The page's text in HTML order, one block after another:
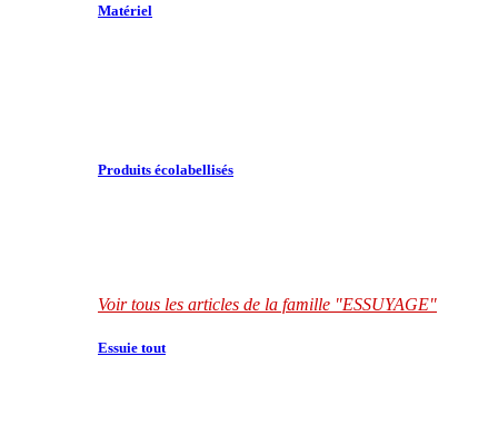
Matériel
Produits écolabellisés
Voir tous les articles de la famille "ESSUYAGE"
Essuie tout